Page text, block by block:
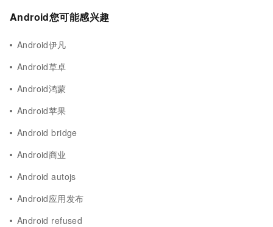
Android您可能感兴趣
Android伊凡
Android草卓
Android鸿蒙
Android苹果
Android bridge
Android商业
Android autojs
Android应用发布
Android refused